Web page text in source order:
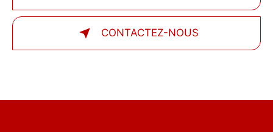
CONTACTEZ-NOUS